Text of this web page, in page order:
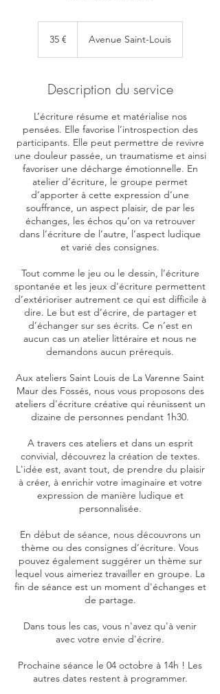
35 € Avenue Saint-Louis
Description du service
L’écriture résume et matérialise nos
pensées. Elle favorise l’introspection des
participants. Elle peut permettre de revivre
une douleur passée, un traumatisme et ainsi
favoriser une décharge émotionnelle. En
atelier d’écriture, le groupe permet
d’apporter à cette expression d’une
souffrance, un aspect plaisir, de par les
échanges, les échos qu’on va retrouver
dans l’écriture de l’autre, l’aspect ludique
et varié des consignes.
​Tout comme le jeu ou le dessin, l’écriture
spontanée et les jeux d'écriture permettent
d’extérioriser autrement ce qui est difficile à
dire. Le but est d’écrire, de partager et
d’échanger sur ses écrits. Ce n’est en
aucun cas un atelier littéraire et nous ne
demandons aucun prérequis.​
Aux ateliers Saint Louis de La Varenne Saint
Maur des Fossés, nous vous proposons des
ateliers d'écriture créative qui réunissent un
dizaine de personnes pendant 1h30.
A travers ces ateliers et dans un esprit
convivial, découvrez la création de textes.
L'idée est, avant tout, de prendre du plaisir
à créer, à enrichir votre imaginaire et votre
expression de manière ludique et
personnalisée.
En début de séance, nous découvrons un
thème ou des consignes d’écriture. Vous
pouvez également suggérer un thème sur
lequel vous aimeriez travailler en groupe. La
fin de séance est un moment d'échanges et
de partage.
Dans tous les cas, vous n'avez qu'à venir
avec votre envie d'écrire.
Prochaine séance le 04 octobre à 14h ! Les
autres dates restent à programmer.